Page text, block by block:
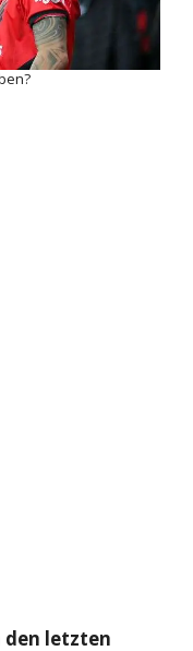
den letzten